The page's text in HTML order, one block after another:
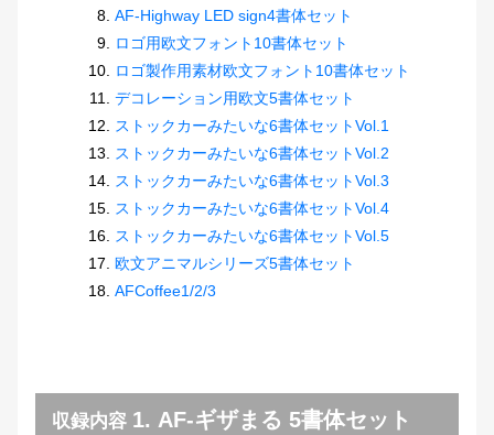
AF-Highway LED sign4書体セット
ロゴ用欧文フォント10書体セット
ロゴ製作用素材欧文フォント10書体セット
デコレーション用欧文5書体セット
ストックカーみたいな6書体セットVol.1
ストックカーみたいな6書体セットVol.2
ストックカーみたいな6書体セットVol.3
ストックカーみたいな6書体セットVol.4
ストックカーみたいな6書体セットVol.5
欧文アニマルシリーズ5書体セット
AFCoffee1/2/3
収録内容 1. AF-ギザまる 5書体セット